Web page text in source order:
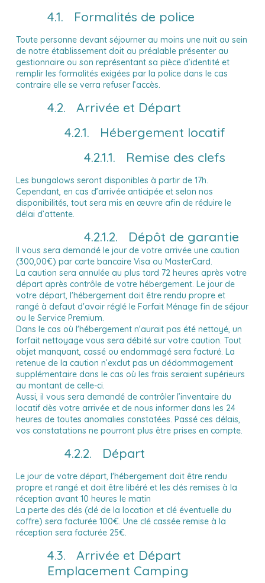
4.1. Formalités de police
Toute personne devant séjourner au moins une nuit au sein
de notre établissement doit au préalable présenter au
gestionnaire ou son représentant sa pièce d’identité et
remplir les formalités exigées par la police dans le cas
contraire elle se verra refuser l’accès.
4.2. Arrivée et Départ
4.2.1. Hébergement locatif
4.2.1.1. Remise des clefs
Les bungalows seront disponibles à partir de 17h.
Cependant, en cas d’arrivée anticipée et selon nos
disponibilités, tout sera mis en œuvre afin de réduire le
délai d’attente.
4.2.1.2. Dépôt de garantie
Il vous sera demandé le jour de votre arrivée une caution
(300,00€) par carte bancaire Visa ou MasterCard.
La caution sera annulée au plus tard 72 heures après votre
départ après contrôle de votre hébergement. Le jour de
votre départ, l'hébergement doit être rendu propre et
rangé à defaut d'avoir réglé le Forfait Ménage fin de séjour
ou le Service Premium.
Dans le cas où l'hébergement n'aurait pas été nettoyé, un
forfait nettoyage vous sera débité sur votre caution. Tout
objet manquant, cassé ou endommagé sera facturé. La
retenue de la caution n’exclut pas un dédommagement
supplémentaire dans le cas où les frais seraient supérieurs
au montant de celle-ci.
Aussi, il vous sera demandé de contrôler l’inventaire du
locatif dès votre arrivée et de nous informer dans les 24
heures de toutes anomalies constatées. Passé ces délais,
vos constatations ne pourront plus être prises en compte.
4.2.2. Départ
Le jour de votre départ, l'hébergement doit être rendu
propre et rangé et doit être libéré et les clés remises à la
réception avant 10 heures le matin
La perte des clés (clé de la location et clé éventuelle du
coffre) sera facturée 100€. Une clé cassée remise à la
réception sera facturée 25€.
4.3. Arrivée et Départ
Emplacement Camping